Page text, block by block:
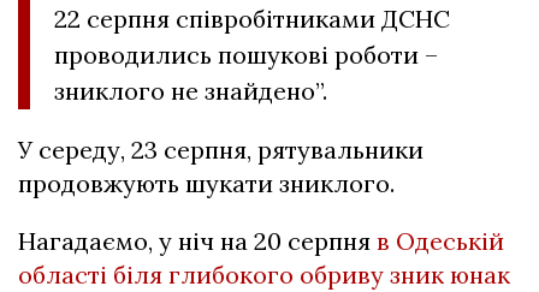
22 серпня співробітниками ДСНС
проводились пошукові роботи –
зниклого не знайдено”.
У середу, 23 серпня, рятувальники
продовжують шукати зниклого.
Нагадаємо, у ніч на 20 серпня в Одеській
області біля глибокого обриву зник юнак